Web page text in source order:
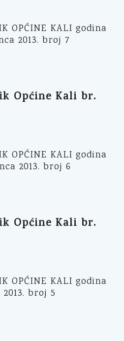
OPĆINE KALI godina
2013. broj 7
Općine Kali br.
OPĆINE KALI godina
2013. broj 6
Općine Kali br.
OPĆINE KALI godina
broj 5